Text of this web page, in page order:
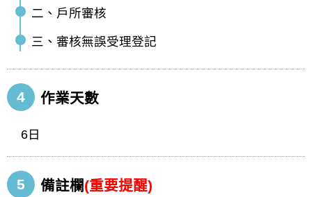
二、戶所審核
三、審核無誤受理登記
4 作業天數
6日
5 備註欄(重要提醒)